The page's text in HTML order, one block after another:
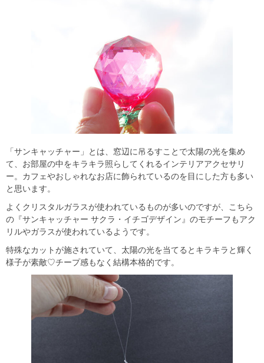
「サンキャッチャー」とは、窓辺に吊るすことで太陽の光を集め
て、お部屋の中をキラキラ照らしてくれるインテリアアクセサリ
ー。カフェやおしゃれなお店に飾られているのを目にした方も多い
と思います。
よくクリスタルガラスが使われているものが多いのですが、こちら
の『サンキャッチャー サクラ・イチゴデザイン』のモチーフもアク
リルやガラスが使われているようです。
特殊なカットが施されていて、太陽の光を当てるとキラキラと輝く
様子が素敵♡チープ感もなく結構本格的です。